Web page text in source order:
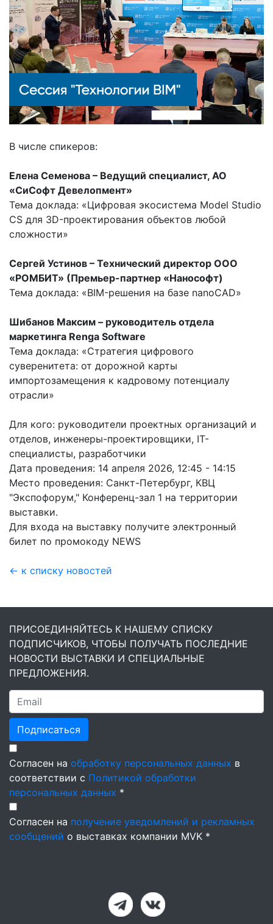
В числе спикеров:
Елена Семенова – Ведущий специалист, АО
«СиСофт Девелопмент»
Тема доклада: «Цифровая экосистема Model Studio
CS для 3D-проектирования объектов любой
сложности»
Сергей Устинов – Технический директор ООО
«РОМБИТ» (Премьер-партнер «Нанософт)
Тема доклада: «BIM-решения на базе nanoCAD»
Шибанов Максим – руководитель отдела
маркетинга Renga Software
Тема доклада: «Стратегия цифрового
суверенитета: от дорожной карты
импортозамещения к кадровому потенциалу
отрасли»
Для кого: руководители проектных организаций и
отделов, инженеры-проектировщики, IT-
специалисты, разработчики
Дата проведения: 14 апреля 2026, 12:45 - 14:15
Место проведения: Санкт-Петербург, КВЦ
"Экспофорум," Конференц-зал 1 на территории
выставки.
Для входа на выставку получите электронный
билет по промокоду NEWS
← к списку новостей
ПРИСОЕДИНЯЙТЕСЬ К НАШЕМУ СПИСКУ
ПОДПИСЧИКОВ, ЧТОБЫ ПОЛУЧАТЬ ПОСЛЕДНИЕ
НОВОСТИ ВЫСТАВКИ И СПЕЦИАЛЬНЫЕ
ПРЕДЛОЖЕНИЯ.
Подписаться
Согласен на обработку персональных данных в
соответствии с Политикой обработки
персональных данных *
Согласен на получение уведомлений и рекламных
сообщений о выставках компании MVK *